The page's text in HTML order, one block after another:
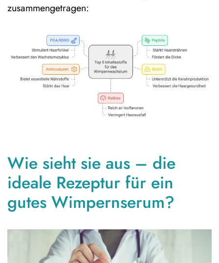
zusammengetragen:
Wie sieht sie aus – die
ideale Rezeptur für ein
gutes Wimpernserum?